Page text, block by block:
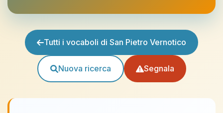
Tutti i vocaboli di San Pietro Vernotico
Nuova ricerca Segnala